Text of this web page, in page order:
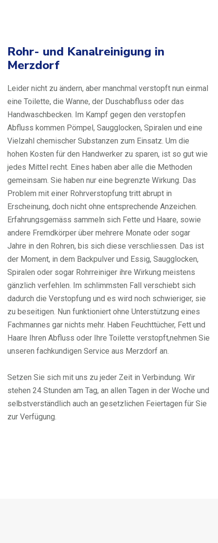
Rohr- und Kanalreinigung in
Merzdorf
Leider nicht zu ändern, aber manchmal verstopft nun einmal
eine Toilette, die Wanne, der Duschabfluss oder das
Handwaschbecken. Im Kampf gegen den verstopfen
Abfluss kommen Pömpel, Saugglocken, Spiralen und eine
Vielzahl chemischer Substanzen zum Einsatz. Um die
hohen Kosten für den Handwerker zu sparen, ist so gut wie
jedes Mittel recht. Eines haben aber alle die Methoden
gemeinsam. Sie haben nur eine begrenzte Wirkung. Das
Problem mit einer Rohrverstopfung tritt abrupt in
Erscheinung, doch nicht ohne entsprechende Anzeichen.
Erfahrungsgemäss sammeln sich Fette und Haare, sowie
andere Fremdkörper über mehrere Monate oder sogar
Jahre in den Rohren, bis sich diese verschliessen. Das ist
der Moment, in dem Backpulver und Essig, Saugglocken,
Spiralen oder sogar Rohrreiniger ihre Wirkung meistens
gänzlich verfehlen. Im schlimmsten Fall verschiebt sich
dadurch die Verstopfung und es wird noch schwieriger, sie
zu beseitigen. Nun funktioniert ohne Unterstützung eines
Fachmannes gar nichts mehr. Haben Feuchttücher, Fett und
Haare Ihren Abfluss oder Ihre Toilette verstopft,nehmen Sie
unseren fachkundigen Service aus Merzdorf an.
Setzen Sie sich mit uns zu jeder Zeit in Verbindung. Wir
stehen 24 Stunden am Tag, an allen Tagen in der Woche und
selbstverständlich auch an gesetzlichen Feiertagen für Sie
zur Verfügung.